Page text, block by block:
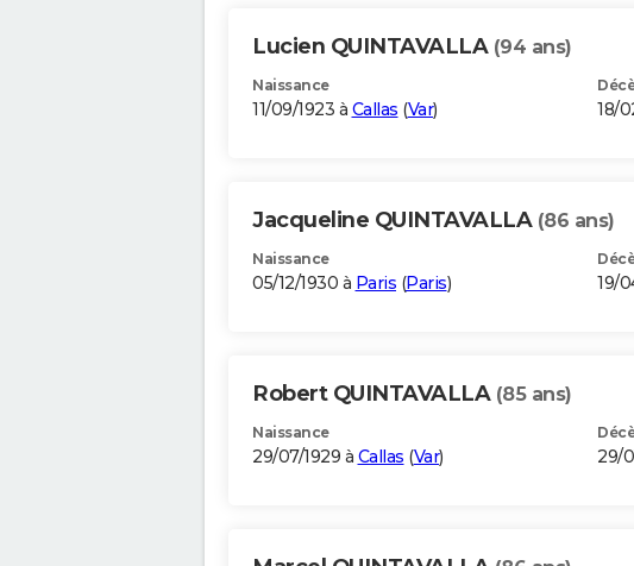
Lucien QUINTAVALLA (94 ans)
Naissance
11/09/1923 à Callas (Var) 18/
Jacqueline QUINTAVALLA (86 ans)
Naissance
05/12/1930 à Paris (Paris) 19/
Robert QUINTAVALLA (85 ans)
Naissance
29/07/1929 à Callas (Var) 29/